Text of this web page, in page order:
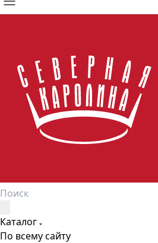
Каталог
По всему сайту